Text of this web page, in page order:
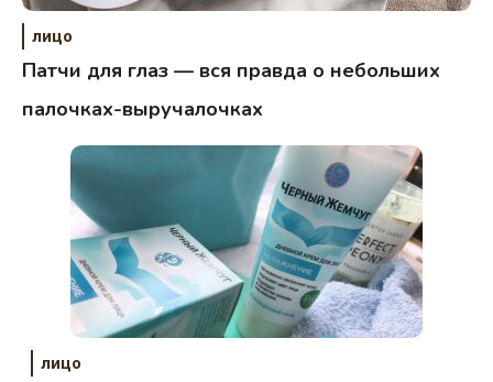
лицо
Патчи для глаз — вся правда о небольших
палочках-выручалочках
лицо